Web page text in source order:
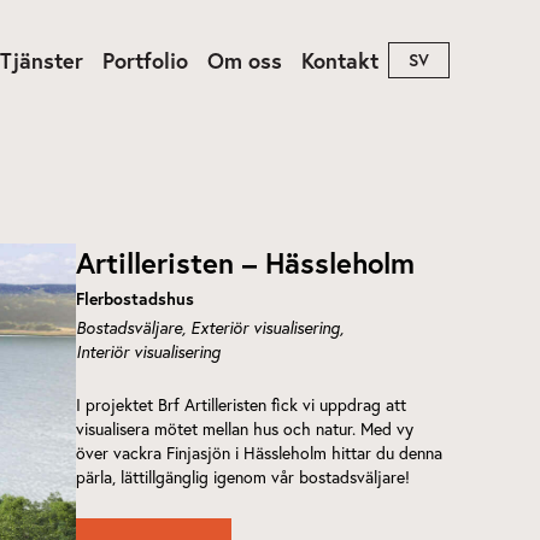
Tjänster Portfolio Om oss Kontakt SV
Artilleristen – Hässleholm
Flerbostadshus
Bostadsväljare Exteriör visualisering
Interiör visualisering
I projektet Brf Artilleristen fick vi uppdrag att
visualisera mötet mellan hus och natur. Med vy
över vackra Finjasjön i Hässleholm hittar du denna
pärla, lättillgänglig igenom vår bostadsväljare!